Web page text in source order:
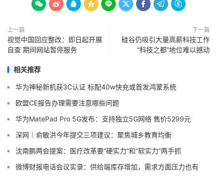
        
上一篇
视觉中国回应整改：即日起开展
自查 期间网站暂停服务
下一篇
硅谷仍吸引大量高薪科技工作
“科技之都”地位难以撼动
相关推荐
华为神秘新机获3C认证 标配40w快充或首发鸿蒙系统
欧盟CE报告办理需要注意哪些问题
华为MatePad Pro 5G发布：支持独立5G网络 售价5299元
深网｜俞敏洪今年提交三项建议：聚焦城乡教育均衡
沈南鹏两会提案：医疗改革要“硬实力”和“软实力”两手抓
微博财报电话会议实录：供给端库存增加，需求方面压力也有